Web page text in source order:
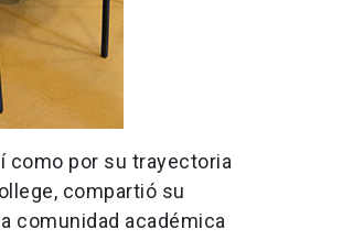
como por su trayectoria
compartió su
comunidad académica